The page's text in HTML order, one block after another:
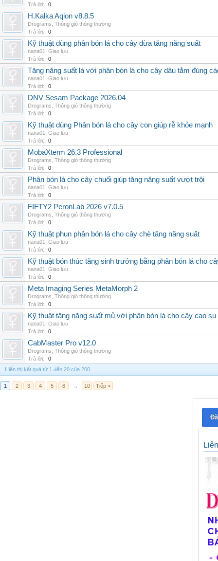
Trả lời:
0
H.Kalka Aqion v8.8.5
Drograms Thông gió thông thường
Trả lời:
0
Kỹ thuật dùng phân bón lá cho cây dừa tăng năng suất
nana01
Giao lưu
Trả lời:
0
Tăng năng suất lá với phân bón lá cho cây dâu tằm đúng
nana01
Giao lưu
Trả lời:
0
DNV Sesam Package 2026.04
Drograms Thông gió thông thường
Trả lời:
0
Kỹ thuật dùng Phân bón lá cho cây con giúp rễ khỏe mạnh
nana01
Giao lưu
Trả lời:
0
MobaXterm 26.3 Professional
Drograms Thông gió thông thường
Trả lời:
0
Phân bón lá cho cây chuối giúp tăng năng suất vượt trội
nana01
Giao lưu
Trả lời:
0
FIFTY2 PeronLab 2026 v7.0.5
Drograms Thông gió thông thường
Trả lời:
0
Kỹ thuật phun phân bón lá cho cây chè tăng năng suất
nana01
Giao lưu
Trả lời:
0
Kỹ thuật bón thúc tăng sinh trưởng bằng phân bón lá cho
nana01
Giao lưu
Trả lời:
0
Meta Imaging Series MetaMorph 2
Drograms Thông gió thông thường
Trả lời:
0
Kỹ thuật tăng năng suất mủ với phân bón lá cho cây cao su
nana01
Giao lưu
Trả lời:
0
CabMaster Pro v12.0
Drograms Thông gió thông thường
Trả lời:
0
Hiển thị kết quả từ 1 đến 20 của 200
1 2 3 4 5 6 → 10 Tiếp >